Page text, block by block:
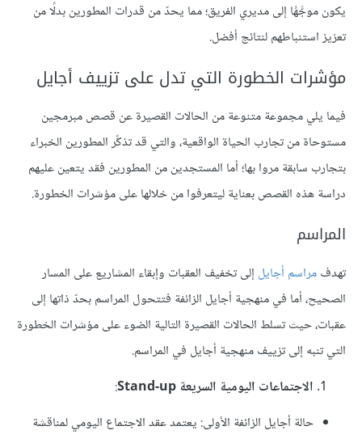
يكون موجَّهًا إلى مديري الفريق؛ مما يحدّ من قدرات المطورين بدلًا من
تعزيز استنباطهم لنتائج أفضل.
مؤشرات الخطورة التي تدل على تزييف أجايل
فيما يلي مجموعة متنوعة من الحالات القصيرة عن قصص مبرمجين
مستوحاة من تجارب الحياة الواقعية، والتي قد تذكِّر المطورين الخبراء
بتجارب سابقة مروا بها؛ أما المستجدين من المطورين فقد يتعين عليهم
دراسة هذه القصص بعناية ليتعرفوا من خلالها على مؤشرات الخطورة.
المراسم
تهدفمراسم أجايل إلى تخفيف العقبات وإبقاء المشاريع على المسار
الصحيح، أما في منهجية أجايل الزائفة فتتحول المراسم بحدّ ذاتها إلى
عقبات، حيث تسلط الحالات القصيرة التالية الضوء على مؤشرات الخطورة
التي تنبه إلى تزييف منهجية أجايل في المراسم.
الاجتماعات اليومية السريعة Stand-up
:
حالة أجايل الزائفة الأولى: يعتمد عقد الاجتماع اليومي لمناقشة